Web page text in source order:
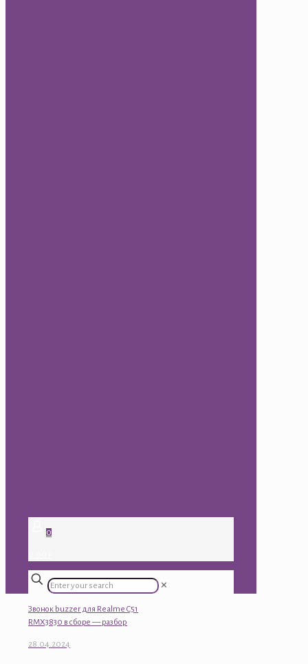
0
✕
Звонок buzzer для Realme C51
RMX3830 в сборе — разбор
28.04.2024